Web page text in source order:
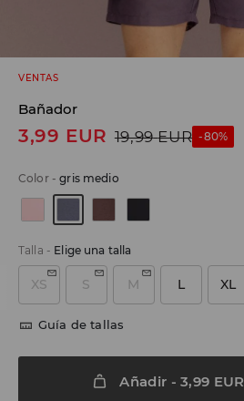
VENTAS
Bañador
3,99 EUR 19,99 EUR -80%
Color-gris medio
Talla - Elige una talla
XS S M L XL
Guía de tallas
Añadir -3,99 EUR